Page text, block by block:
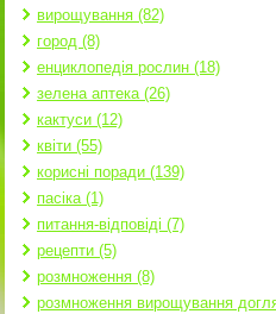
вирощування (82)
город (8)
енциклопедія рослин (18)
зелена аптека (26)
кактуси (12)
квіти (55)
корисні поради (139)
пасіка (1)
питання-відповіді (7)
рецепти (5)
розмноження (8)
розмноження вирощування